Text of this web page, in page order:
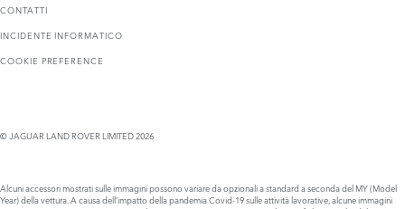
CONTATTI
INCIDENTE INFORMATICO
COOKIE PREFERENCE
© JAGUAR LAND ROVER LIMITED 2026
Alcuni accessori mostrati sulle immagini possono variare da opzionali a standard a seconda del MY (Model
Year) della vettura. A causa dell’impatto della pandemia Covid-19 sulle attività lavorative, alcune immagini